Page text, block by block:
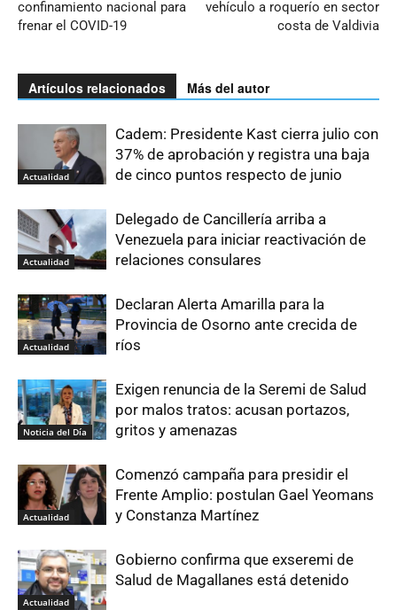
confinamiento nacional para
frenar el COVID-19
vehículo a roquerío en sector
costa de Valdivia
Artículos relacionados Más del autor
Actualidad
Cadem: Presidente Kast cierra julio con
37% de aprobación y registra una baja
de cinco puntos respecto de junio
Actualidad
Delegado de Cancillería arriba a
Venezuela para iniciar reactivación de
relaciones consulares
Actualidad
Declaran Alerta Amarilla para la
Provincia de Osorno ante crecida de
ríos
Noticia del Día
Exigen renuncia de la Seremi de Salud
por malos tratos: acusan portazos,
gritos y amenazas
Actualidad
Comenzó campaña para presidir el
Frente Amplio: postulan Gael Yeomans
y Constanza Martínez
Actualidad
Gobierno confirma que exseremi de
Salud de Magallanes está detenido